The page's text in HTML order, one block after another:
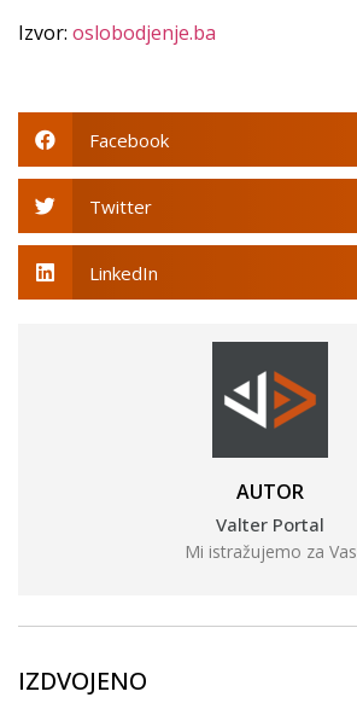
Izvor: oslobodjenje.ba
Facebook
Twitter
LinkedIn
AUTOR
Valter Portal
Mi istražujemo za Vas
IZDVOJENO